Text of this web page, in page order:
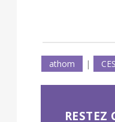
athom | CES
RESTEZ